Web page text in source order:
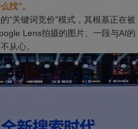
找”。
“关键词竞价”模式，其根基正在被
Lens拍摄的图片、一段与AI的
从心。